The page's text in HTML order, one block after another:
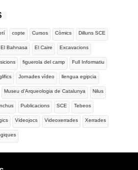
copte Cursos Còmics Dilluns SCE
El Bahnasa El Caire Excavacions
figuerola del camp Full Informatiu
Jornades vídeo llengua egipcia
Museu d'Arqueologia de Catalunya Nilus
Publicacions SCE Tebeos
Videojocs Videoxerrades Xerrades